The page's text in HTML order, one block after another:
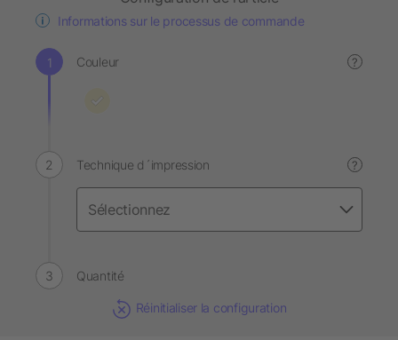
Informations sur le processus de commande
Couleur ?
Technique d´impression ?
Quantité
Réinitialiser la configuration